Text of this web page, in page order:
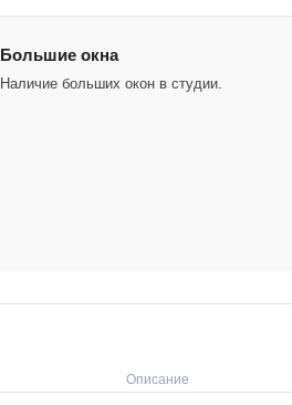
Большие окна
Наличие больших окон в студии.
Описание